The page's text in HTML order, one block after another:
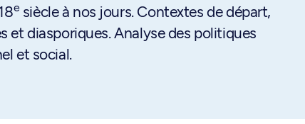
esiècle à nos jours. Contextes de départ,
diasporiques. Analyse des politiques
et social.